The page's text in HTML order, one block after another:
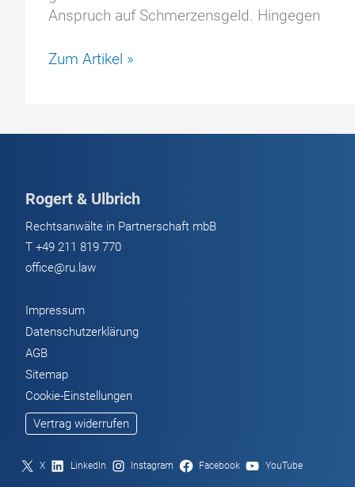
Anspruch auf Schmerzensgeld. Hingegen
Schmerzensgeld
Datenschutzvorschriften
Zum Artikel »
Rogert & Ulbrich
Rechtsanwälte in Partnerschaft mbB
T +49 211 819 770
office@ru.law
Impressum
Datenschutzerklärung
AGB
Sitemap
Cookie-Einstellungen
Vertrag widerrufen
X LinkedIn Instagram Facebook YouTube